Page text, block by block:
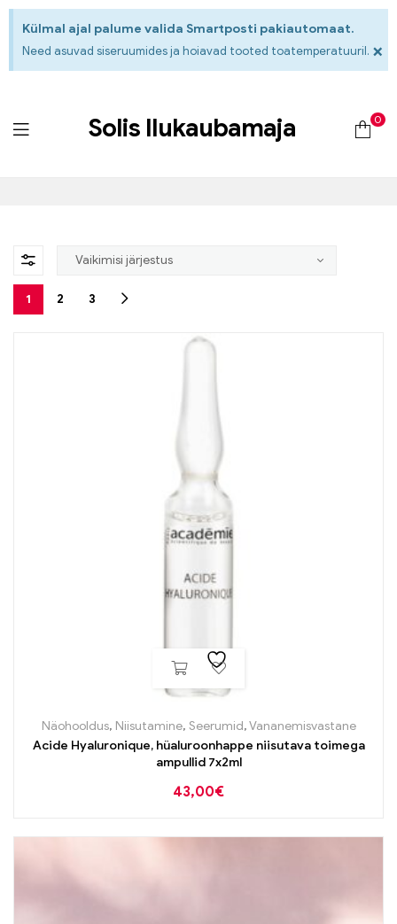
Külmal ajal palume valida Smartposti pakiautomaat.
Need asuvad siseruumides ja hoiavad tooted toatemperatuuril. ×
Solis Ilukaubamaja 0
1 2 3
Näohooldus, Niisutamine, Seerumid,Vananemisvastane
Acide Hyaluronique, hüaluroonhappe niisutava toimega
ampullid 7x2ml
43,00€